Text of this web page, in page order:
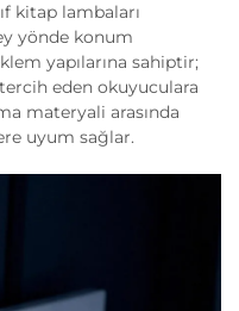
kitap lambaları
yönde konum
yapılarına sahiptir;
eden okuyuculara
materyali arasında
uyum sağlar.